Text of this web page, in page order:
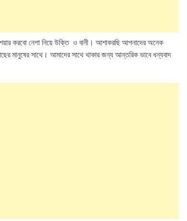
করবো নেশা নিয়ে উক্তি ও বানী। আশাকরছি আপনাদের অনেক
মানুষের সাথে। আমাদের সাথে থাকার জন্য আন্তরিক ভাবে ধন্যবাদ